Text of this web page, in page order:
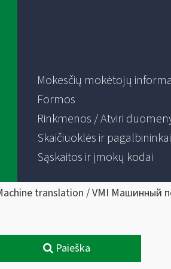
Mokesčių mokėtojų
Formos
Rinkmenos / Atviri
Skaičiuoklės ir pagalbininkai
Sąskaitos ir įmokų kodai
translation / VMI Машинный
Paieška